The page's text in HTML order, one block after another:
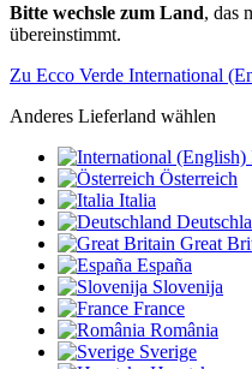
Bitte wechsle zum Land, das
übereinstimmt.
Zu Ecco Verde International
Anderes Lieferland wählen
Österreich
Italia
Great
España
Slovenija
France
România
Sverige